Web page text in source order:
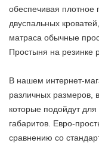
обеспечивая плотное
двуспальных
матраса обычные
Простыня на резинке
В нашем интернет-
различных размеров,
которые подойдут
габаритов. Евро-
сравнению со